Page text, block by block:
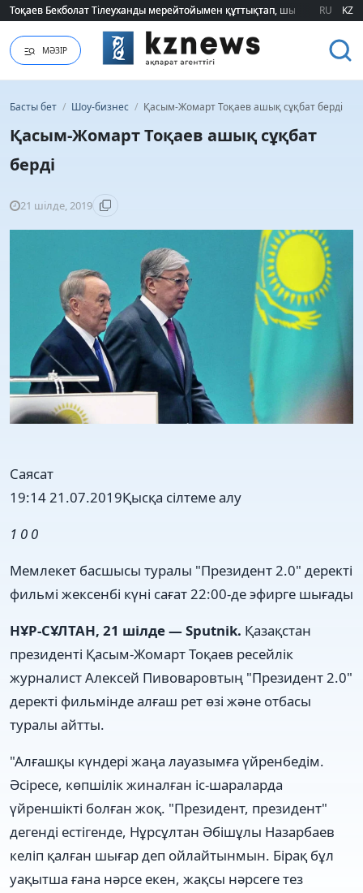
Тоқаев Бекболат Тілеуханды мерейтойымен құттықтап, шығармашылық
Тоқаев Бекболат Тілеуханды мерейтойымен құттықтап, шығармашылық
RU KZ
МӘЗІР
Басты бет / Шоу-бизнес / Қасым-Жомарт Тоқаев ашық сұқбат берді
Қасым-Жомарт Тоқаев ашық сұқбат
берді
21 шілде, 2019
Саясат
19:14 21.07.2019Қысқа сілтеме алу
1 0 0
Мемлекет басшысы туралы "Президент 2.0" деректі
фильмі жексенбі күні сағат 22:00-де эфирге шығады
НҰР-СҰЛТАН, 21 шілде — Sputnik. Қазақстан
президенті Қасым-Жомарт Тоқаев ресейлік
журналист Алексей Пивоваровтың "Президент 2.0"
деректі фильмінде алғаш рет өзі және отбасы
туралы айтты.
"Алғашқы күндері жаңа лауазымға үйренбедім.
Әсіресе, көпшілік жиналған іс-шараларда
үйреншікті болған жоқ. "Президент, президент"
дегенді естігенде, Нұрсұлтан Әбішұлы Назарбаев
келіп қалған шығар деп ойлайтынмын. Бірақ бұл
уақытша ғана нәрсе екен, жақсы нәрсеге тез